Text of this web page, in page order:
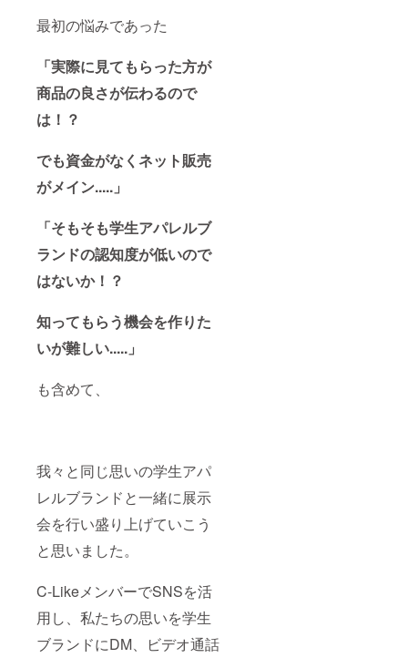
最初の悩みであった
「実際に見てもらった方が
商品の良さが伝わるので
は！？
でも資金がなくネット販売
がメイン.....」
「そもそも学生アパレルブ
ランドの認知度が低いので
はないか！？
知ってもらう機会を作りた
いが難しい.....」
も含めて、
我々と同じ思いの学生アパ
レルブランドと一緒に展示
会を行い盛り上げていこう
と思いました。
C-LikeメンバーでSNSを活
用し、私たちの思いを学生
ブランドにDM、ビデオ通話